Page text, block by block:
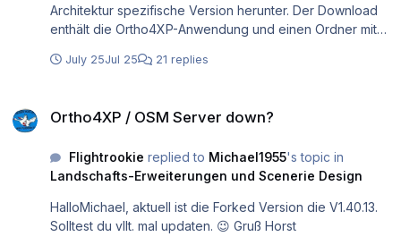
Architektur spezifische Version herunter. Der Download
enthält die Ortho4XP-Anwendung und einen Ordner mit
und Dateien, die von Ortho4XP verwendet werden. Die
in /_internal/Ortho4XP_Data/. AktualisierungWenn Sie von
heruntergeladen werden. Verschieben Sie alles im
Ordner "Ortho4XP_Data" mit Ausnahme von "Utils" und
benutzerdefinierte Anbieter) von Ihrer vorherigen
Version von Ortho4XP auf die neue Version von
July 25Jul 25 21 replies
Ortho4XP / OSM Server down?
Flightrookie replied to Michael1955's topic in
Landschafts-Erweiterungen und Scenerie Design
HalloMichael, aktuell ist die Forked Version die V1.40.13.
Solltest du vllt. mal updaten. 😉 Gruß Horst